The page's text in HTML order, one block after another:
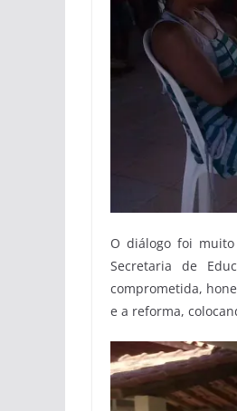
O diálogo foi
Secretaria de
comprometida,
e a reforma,